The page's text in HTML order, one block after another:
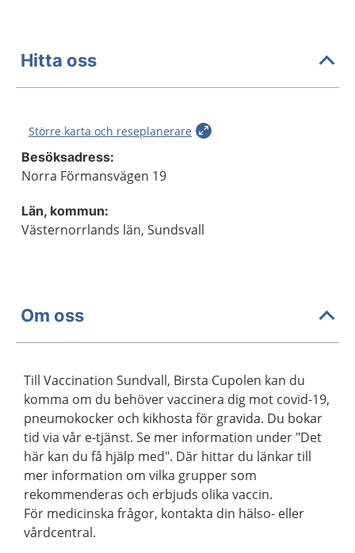
Hitta oss
Större karta och reseplanerare
Besöksadress:
Norra Förmansvägen 19
Län, kommun:
Västernorrlands län, Sundsvall
Om oss
Till Vaccination Sundvall, Birsta Cupolen kan du
komma om du behöver vaccinera dig mot covid-19,
pneumokocker och kikhosta för gravida. Du bokar
tid via vår e-tjänst. Se mer information under "Det
här kan du få hjälp med". Där hittar du länkar till
mer information om vilka grupper som
rekommenderas och erbjuds olika vaccin.
För medicinska frågor, kontakta din hälso- eller
vårdcentral.